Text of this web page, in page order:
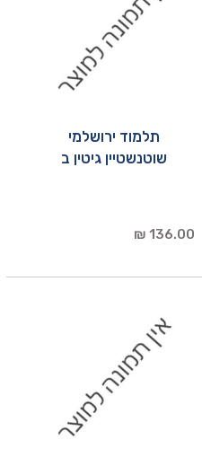
תלמוד ירושלמי
שוטנשטיין גיטין ב
136.00 ₪